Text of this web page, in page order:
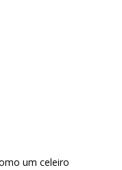
um celeiro